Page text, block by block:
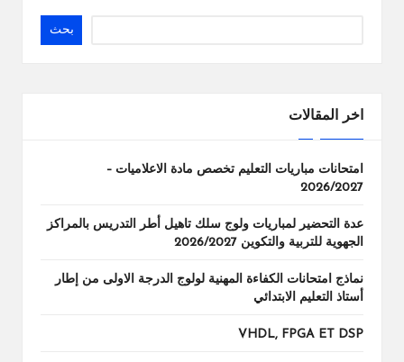
بحث
اخر المقالات
امتحانات مباريات التعليم تخصص مادة الاعلاميات –
2026/2027
عدة التحضير لمباريات ولوج سلك تاهيل أطر التدريس بالمراكز
الجهوية للتربية والتكوين 2026/2027
نماذج امتحانات الكفاءة المهنية لولوج الدرجة الاولى من إطار
أستاذ التعليم الابتدائي
VHDL, FPGA ET DSP